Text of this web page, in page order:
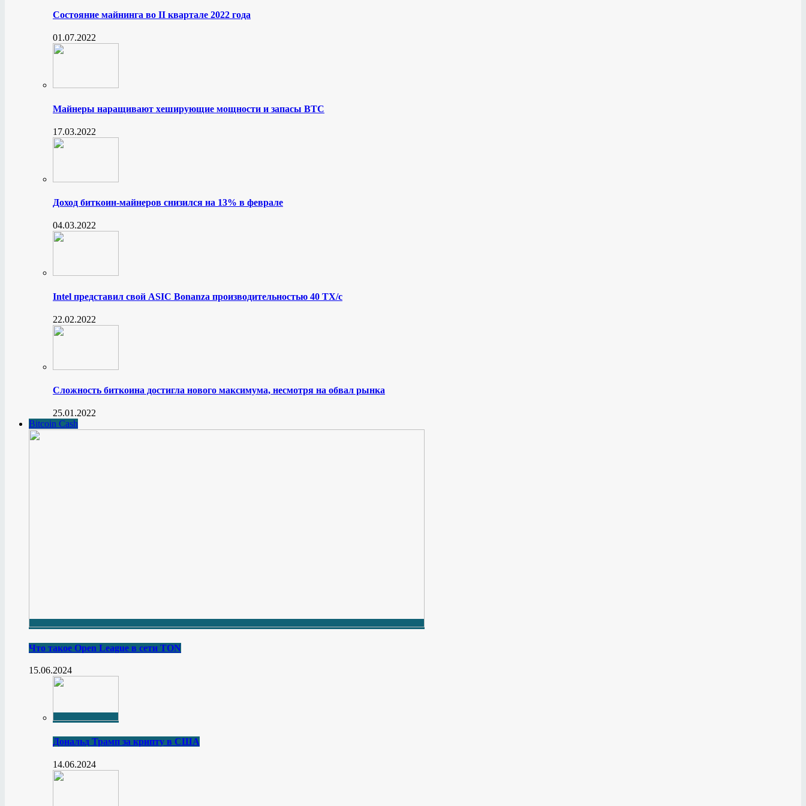
Состояние майнинга во II квартале 2022 года
01.07.2022
Майнеры наращивают хеширующие мощности и запасы BTC
17.03.2022
Доход биткоин-майнеров снизился на 13% в феврале
04.03.2022
Intel представил свой ASIC Bonanza производительностью 40 ТХ/с
22.02.2022
Сложность биткоина достигла нового максимума, несмотря на обвал рынка
25.01.2022
Bitcoin Cash
Что такое Open League в сети TON
15.06.2024
Дональд Трамп за крипту в США
14.06.2024